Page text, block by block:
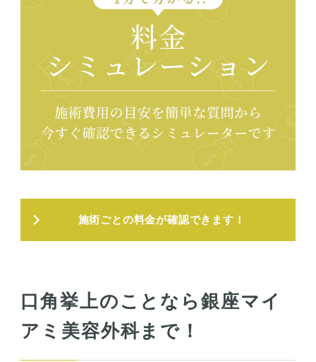
施術ごとの料金が確認できます！
口角挙上のことなら銀座マイ
アミ美容外科まで！